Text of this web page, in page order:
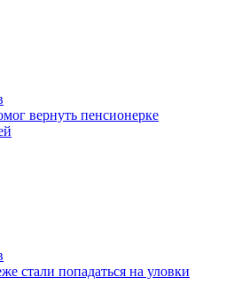
вернуть пенсионерке
стали попадаться на уловки